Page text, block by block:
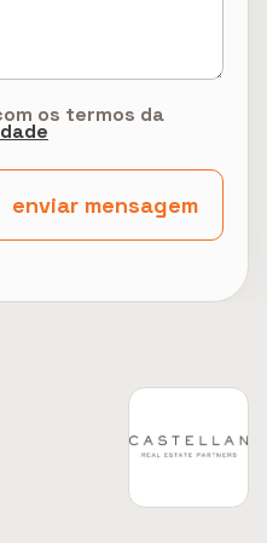
os termos da
enviar mensagem